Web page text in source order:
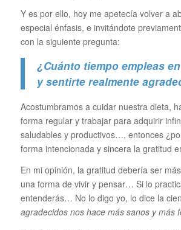
Y es por ello, hoy me apetecía volver a
especial énfasis, e invitándote
con la siguiente pregunta:
¿Cuánto tiempo empleas
y sentirte realmente
Acostumbramos a cuidar nuestra dieta,
forma regular y trabajar para adquirir
saludables y productivos…, entonces
forma intencionada y sincera la gratitud
En mi opinión, la gratitud debería ser
una forma de vivir y pensar… Si lo
entenderás… No lo digo yo, lo dice la
agradecidos nos hace más sanos y más